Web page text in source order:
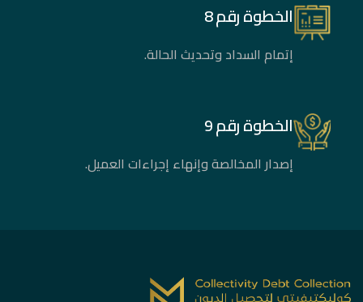
الخطوة رقم 8
إتمام السداد وتحديث الحالة.
الخطوة رقم 9
إصدار المخالصة وإنهاء إجراءات العميل.